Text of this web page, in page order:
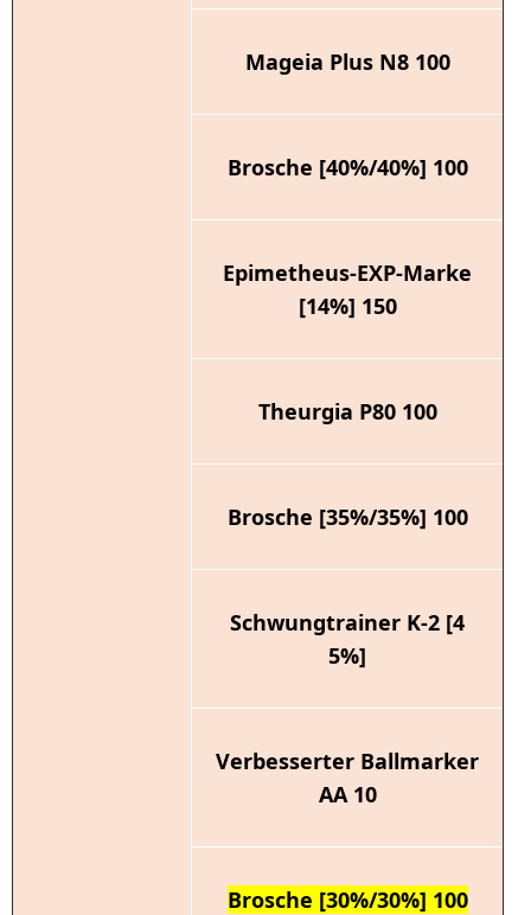
Mageia Plus N8 100
Brosche [40%/40%] 100
Epimetheus-EXP-Marke
[14%] 150
Theurgia P80 100
Brosche [35%/35%] 100
Schwungtrainer K-2 [4
5%]
Verbesserter Ballmarker
AA 10
Brosche [30%/30%] 100